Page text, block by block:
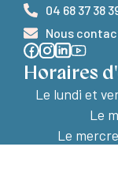
04 68 37 38
Nous
Horaires
Le lundi et
Le
Le